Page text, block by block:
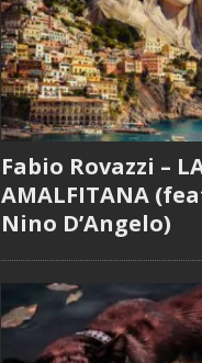
Fabio Rovazzi –
AMALFITANA
Nino D’Angelo)